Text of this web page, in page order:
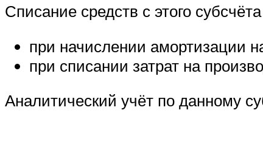
Списание средств с этого
при начислении амортизации
при списании затрат на
Аналитический учёт по данному